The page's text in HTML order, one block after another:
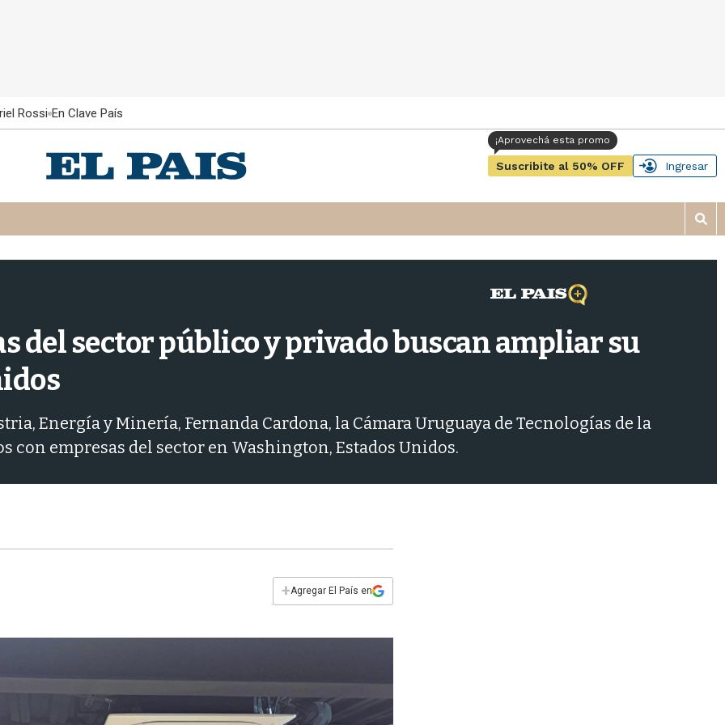
Rossi En Clave País
Suscribite al 50% OFF Ingresar
M
o
s
del sector público y privado buscan ampliar su
Energía y Minería, Fernanda Cardona, la Cámara Uruguaya de Tecnologías de la
empresas del sector en Washington, Estados Unidos.
+Agregar El País en